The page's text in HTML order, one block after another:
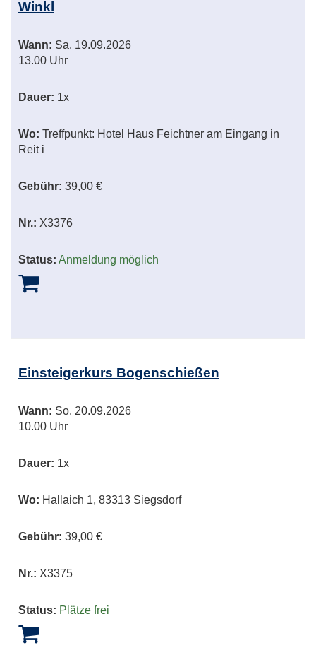
Winkl
Wann: Sa. 19.09.2026
13.00 Uhr
Dauer: 1x
Wo: Treffpunkt: Hotel Haus Feichtner am Eingang in
Reit i
Gebühr: 39,00 €
Nr.: X3376
Status: Anmeldung möglich
Einsteigerkurs Bogenschießen
Wann: So. 20.09.2026
10.00 Uhr
Dauer: 1x
Wo: Hallaich 1, 83313 Siegsdorf
Gebühr: 39,00 €
Nr.: X3375
Status: Plätze frei